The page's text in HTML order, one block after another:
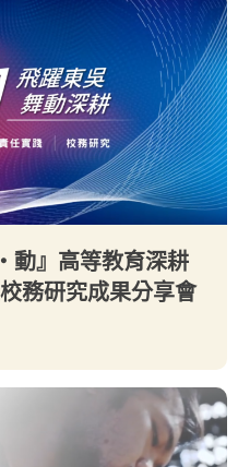
動』高等教育深耕
務研究成果分享會